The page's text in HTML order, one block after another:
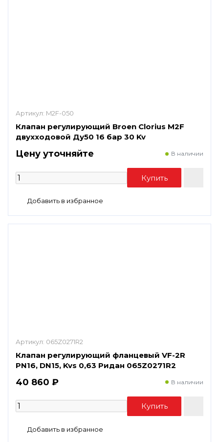
Артикул: M2F-050
Клапан регулирующий Broen Clorius M2F
двухходовой Ду50 16 бар 30 Kv
Цену уточняйте В наличии
Артикул: 065Z0271R2
Клапан регулирующий фланцевый VF-2R
PN16, DN15, Kvs 0,63 Ридан 065Z0271R2
40 860 ₽ В наличии